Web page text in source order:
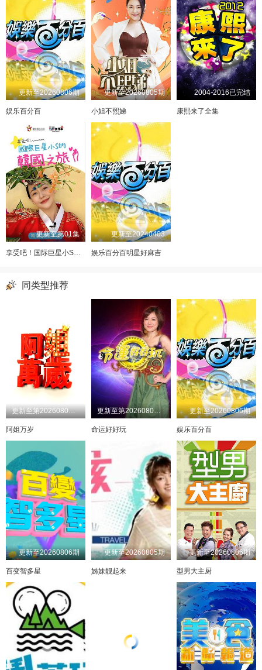
更新至20260806期
娱乐百分百
更新至20260805期
小姐不熙娣
2004-2016已完结
康熙来了全集
更新至第01集
享受吧！国际巨星小S的韩国之旅
更新至20240403
娱乐百分百明星好麻吉
同类型推荐
更新至第20260806期
阿姐万岁
更新至第20260806期
命运好好玩
更新至20260806期
娱乐百分百
更新至20260806期
百变智多星
更新至20260805期
姊妹靓起来
更新至20260806期
型男大主厨